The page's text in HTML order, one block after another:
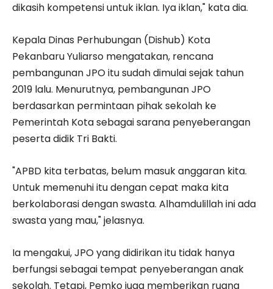
dikasih kompetensi untuk iklan. Iya iklan," kata dia.
Kepala Dinas Perhubungan (Dishub) Kota
Pekanbaru Yuliarso mengatakan, rencana
pembangunan JPO itu sudah dimulai sejak tahun
2019 lalu. Menurutnya, pembangunan JPO
berdasarkan permintaan pihak sekolah ke
Pemerintah Kota sebagai sarana penyeberangan
peserta didik Tri Bakti.
"APBD kita terbatas, belum masuk anggaran kita.
Untuk memenuhi itu dengan cepat maka kita
berkolaborasi dengan swasta. Alhamdulillah ini ada
swasta yang mau," jelasnya.
Ia mengakui, JPO yang didirikan itu tidak hanya
berfungsi sebagai tempat penyeberangan anak
sekolah. Tetapi, Pemko juga memberikan ruang